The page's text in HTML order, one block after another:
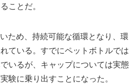
ことだ。
ため、持続可能な循環となり、環
ている。すでにペットボトルでは
いるが、キャップについては実態
験に乗り出すことになった。